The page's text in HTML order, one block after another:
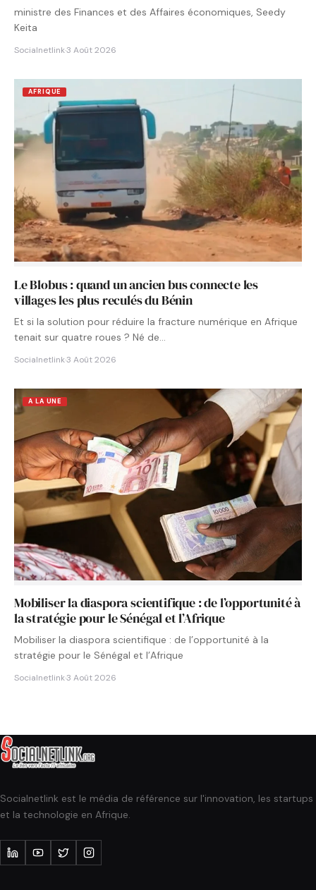
ministre des Finances et des Affaires économiques, Seedy
Keita
Socialnetlink·3 Août 2026
AFRIQUE
Le Blobus : quand un ancien bus connecte les
villages les plus reculés du Bénin
Et si la solution pour réduire la fracture numérique en Afrique
tenait sur quatre roues ? Né de…
Socialnetlink·3 Août 2026
A LA UNE
Mobiliser la diaspora scientifique : de l’opportunité à
la stratégie pour le Sénégal et l’Afrique
Mobiliser la diaspora scientifique : de l’opportunité à la
stratégie pour le Sénégal et l’Afrique
Socialnetlink·3 Août 2026
Socialnetlink est le média de référence sur l'innovation, les startups
et la technologie en Afrique.